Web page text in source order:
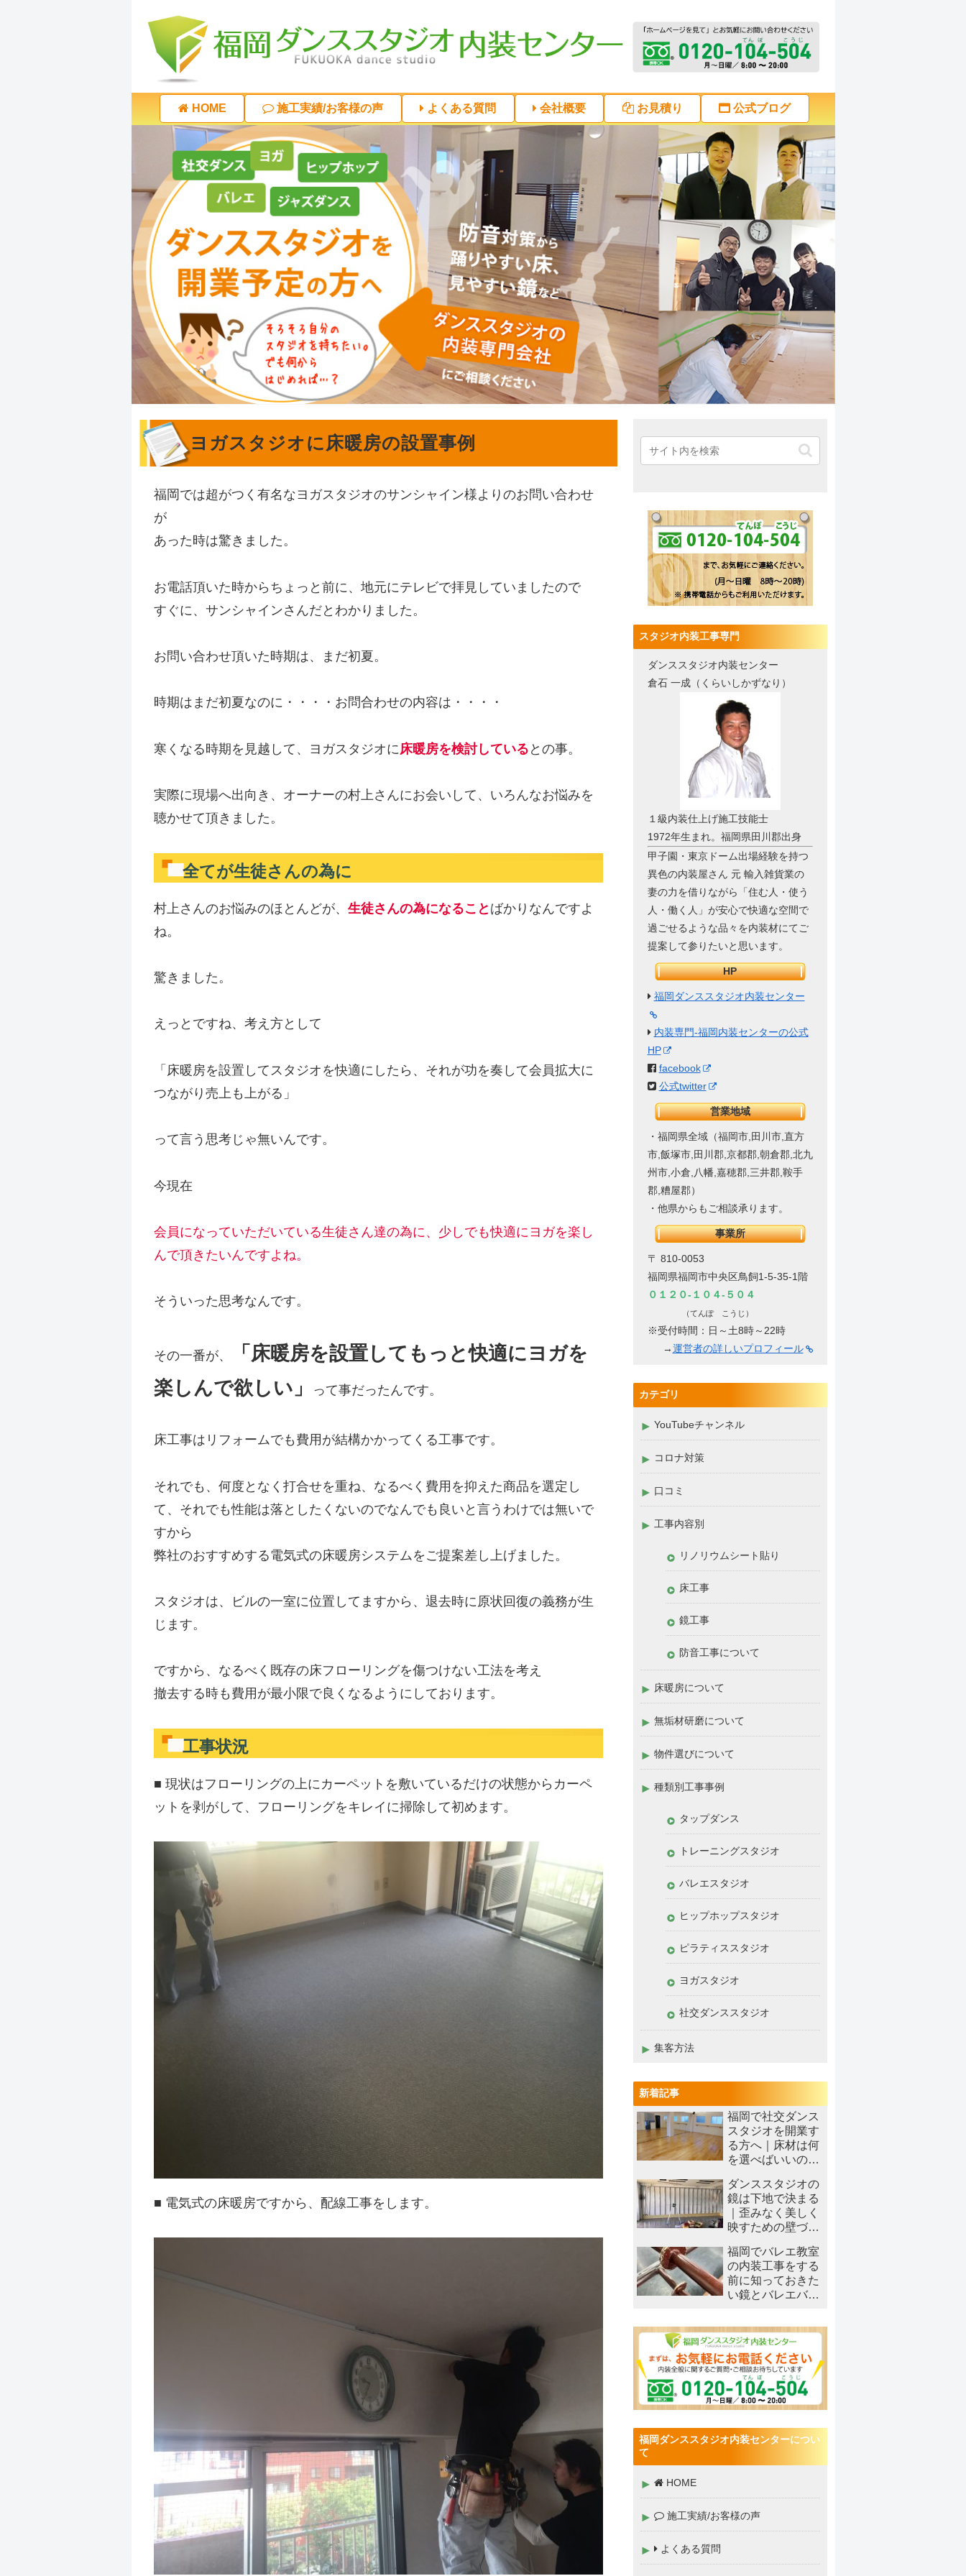
HOME 施工実績/お客様の声 よくある質問 会社概要 お見積り 公式ブログ
ヨガスタジオに床暖房の設置事例
福岡では超がつく有名なヨガスタジオのサンシャイン様よりのお問い合わせ
が
あった時は驚きました。
お電話頂いた時からちょっと前に、地元にテレビで拝見していましたので
すぐに、サンシャインさんだとわかりました。
お問い合わせ頂いた時期は、まだ初夏。
時期はまだ初夏なのに・・・・お問合わせの内容は・・・・
寒くなる時期を見越して、ヨガスタジオに 床暖房を検討している との事。
実際に現場へ出向き、オーナーの村上さんにお会いして、いろんなお悩みを
聴かせて頂きました。
全てが生徒さんの為に
村上さんのお悩みのほとんどが、 生徒さんの為になること ばかりなんですよ
ね。
驚きました。
えっとですね、考え方として
「床暖房を設置してスタジオを快適にしたら、それが功を奏して会員拡大に
つながり売上も上がる」
って言う思考じゃ無いんです。
今現在
会員になっていただいている生徒さん達の為に、少しでも快適にヨガを楽し
んで頂きたいんですよね。
そういった思考なんです。
その一番が、
「床暖房を設置してもっと快適にヨガを
楽しんで欲しい」
って事だったんです。
床工事はリフォームでも費用が結構かかってくる工事です。
それでも、何度となく打合せを重ね、なるべく費用を抑えた商品を選定し
て、それでも性能は落としたくないのでなんでも良いと言うわけでは無いで
すから
弊社のおすすめする電気式の床暖房システムをご提案差し上げました。
スタジオは、ビルの一室に位置してますから、退去時に原状回復の義務が生
じます。
ですから、なるべく既存の床フローリングを傷つけない工法を考え
撤去する時も費用が最小限で良くなるようにしております。
工事状況
■ 現状はフローリングの上にカーペットを敷いているだけの状態からカーペ
ットを剥がして、フローリングをキレイに掃除して初めます。
■ 電気式の床暖房ですから、配線工事をします。
スタジオ内装工事専門
ダンススタジオ内装センター
倉石 一成（くらいしかずなり）
１級内装仕上げ施工技能士
1972年生まれ。福岡県田川郡出身
甲子園・東京ドーム出場経験を持つ
異色の内装屋さん 元 輸入雑貨業の
妻の力を借りながら「住む人・使う
人・働く人」が安心で快適な空間で
過ごせるような品々を内装材にてご
提案して参りたいと思います。
HP
福岡ダンススタジオ内装センター
内装専門-福岡内装センターの公式
HP
facebook
公式twitter
営業地域
・福岡県全域（福岡市,田川市,直方
市,飯塚市,田川郡,京都郡,朝倉郡,北九
州市,小倉,八幡,嘉穂郡,三井郡,鞍手
郡,糟屋郡）
・他県からもご相談承ります。
事業所
〒 810-0053
福岡県福岡市中央区鳥飼1-5-35-1階
０１２０-１０４-５０４
（てんぽ こうじ）
※受付時間：日～土8時～22時
→運営者の詳しいプロフィール
カテゴリ
YouTubeチャンネル
コロナ対策
口コミ
工事内容別
リノリウムシート貼り
床工事
鏡工事
防音工事について
床暖房について
無垢材研磨について
物件選びについて
種類別工事事例
タップダンス
トレーニングスタジオ
バレエスタジオ
ヒップホップスタジオ
ピラティススタジオ
ヨガスタジオ
社交ダンススタジオ
集客方法
新着記事
福岡で社交ダンス
スタジオを開業す
る方へ｜床材は何
を選べばいいの
ダンススタジオの
鏡は下地で決まる
｜歪みなく美しく
映すための壁づく
福岡でバレエ教室
の内装工事をする
前に知っておきた
い鏡とバレエバー
福岡ダンススタジオ内装センターについ
て
HOME
施工実績/お客様の声
よくある質問